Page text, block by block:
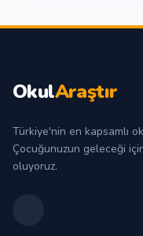
OkulAraştır
Türkiye'nin en kapsamlı
Çocuğunuzun geleceği
oluyoruz.